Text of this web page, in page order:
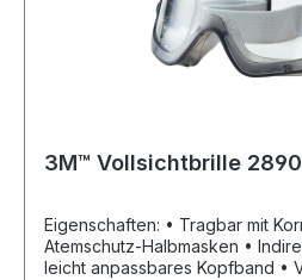
3M™ Vollsichtbrille 2890
Eigenschaften: • Tragbar mit Korrektionsbrillen und
Atemschutz-Halbmasken • Indirekte Belüftung • Breites,
leicht anpassbares Kopfband • Verstellbare Gelenke